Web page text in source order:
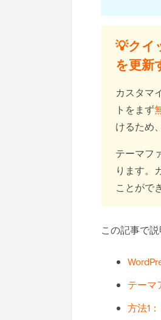
💡クイ
を更新
カスタマ
トをまず
けるため
テーマフ
ります。
ことがで
この記事で
テーマ
方法1